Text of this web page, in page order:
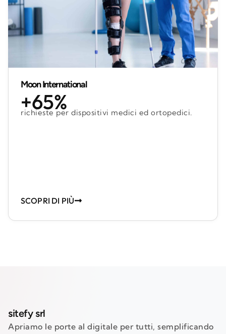
Moon International
+65%
richieste per dispositivi medici ed ortopedici.
SCOPRI DI PIÙ
sitefy srl
Apriamo le porte al digitale per tutti, semplificando